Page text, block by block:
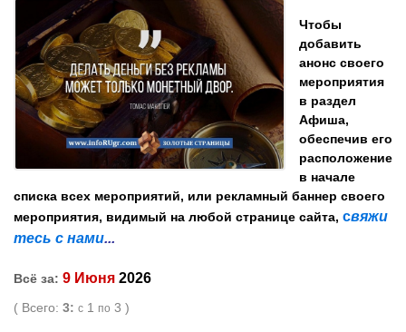
Чтобы
добавить
анонс своего
мероприятия
в раздел
Афиша,
обеспечив его
расположение
в начале
списка всех мероприятий, или рекламный баннер своего
мероприятия, видимый на любой странице сайта, свяжи
тесь с нами...
Всё за: 9 Июня 2026
( Всего: 3: с 1 по 3 )